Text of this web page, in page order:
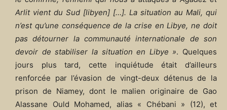
Arlit vient du Sud [libyen] […]. La situation au Mali, qui
n’est qu’une conséquence de la crise en Libye, ne doit
pas détourner la communauté internationale de son
devoir de stabiliser la situation en Libye ». Quelques
jours plus tard, cette inquiétude était d’ailleurs
renforcée par l’évasion de vingt-deux détenus de la
prison de Niamey, dont le malien originaire de Gao
Alassane Ould Mohamed, alias « Chébani » (12), et